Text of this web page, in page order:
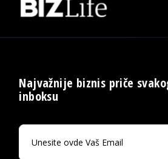
Najvažnije biznis priče
inboksu